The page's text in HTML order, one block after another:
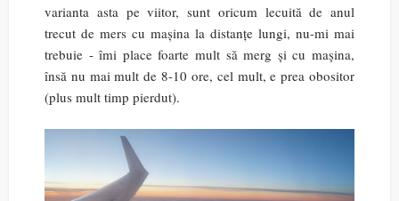
varianta asta pe viitor, sunt oricum lecuită de anul
trecut de mers cu mașina la distanțe lungi, nu-mi mai
trebuie - îmi place foarte mult să merg și cu mașina,
însă nu mai mult de 8-10 ore, cel mult, e prea obositor
(plus mult timp pierdut).